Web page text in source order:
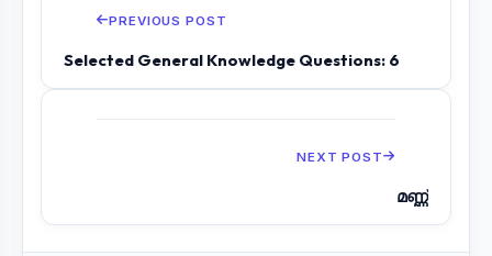
PREVIOUS POST
Selected General Knowledge Questions: 6
NEXT POST
മണ്ണ്